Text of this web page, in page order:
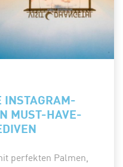
INSTAGRAM-
MUST-HAVE-
perfekten Palmen,